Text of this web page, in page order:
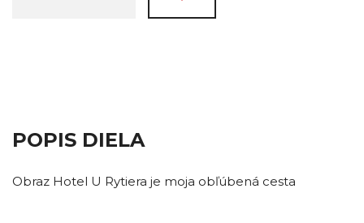
POPIS DIELA
Obraz Hotel U Rytiera je moja obľúbená cesta